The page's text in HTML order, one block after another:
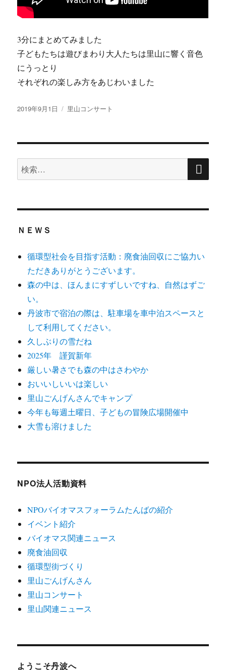
3分にまとめてみました
子どもたちは遊びまわり大人たちは里山に響く音色
にうっとり
それぞれの楽しみ方をあじわいました
投
2019年9月1日
カ
リ
里山コンサート
検
索:
検
ＮＥＷＳ
循環型社会を目指す活動：廃食油回収にご協力い
ただきありがとうございます。
森の中は、ほんまにすずしいですね、自然はずご
い。
丹波市で宿泊の際は、駐車場を車中泊スペースと
して利用してください。
久しぶりの雪だね
2025年 謹賀新年
厳しい暑さでも森の中はさわやか
おいいしいいは楽しい
里山ごんげんさんでキャンプ
今年も毎週土曜日、子どもの冒険広場開催中
大雪も溶けました
NPO法人活動資料
NPOバイオマスフォーラムたんばの紹介
イベント紹介
バイオマス関連ニュース
廃食油回収
循環型街づくり
里山ごんげんさん
里山コンサート
里山関連ニュース
ようこそ丹波へ